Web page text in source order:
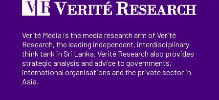
Verité Media is the media research arm of Verité
Research, theleading independent, interdisciplinary
think tank in Sri Lanka. Verité Research also provides
strategic analysis and advice to governments,
international organisations and the private sector in
Asia.